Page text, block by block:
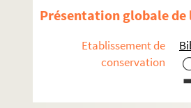
Présentation globale
Etablissement de
conservation
A). [Titre absent ou non
B). L'ornementation de ce